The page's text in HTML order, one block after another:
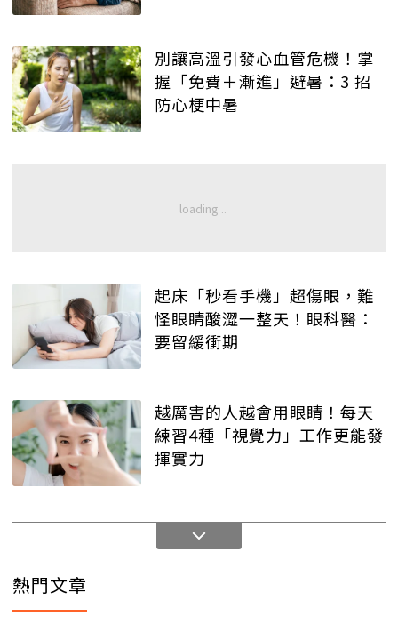
別讓高溫引發心血管危機！掌
握「免費＋漸進」避暑：3 招
防心梗中暑
起床「秒看手機」超傷眼，難
怪眼睛酸澀一整天！眼科醫：
要留緩衝期
越厲害的人越會用眼睛！每天
練習4種「視覺力」工作更能發
揮實力
熱門文章